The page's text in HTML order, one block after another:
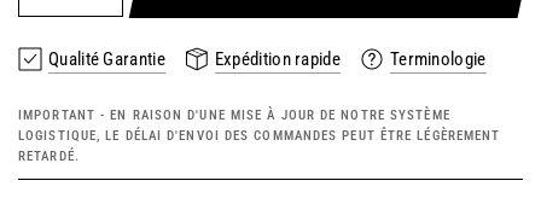
Qualité Garantie Expédition rapide Terminologie
IMPORTANT - EN RAISON D'UNE MISE À JOUR DE NOTRE SYSTÈME
LOGISTIQUE, LE DÉLAI D'ENVOI DES COMMANDES PEUT ÊTRE LÉGÈREMENT
RETARDÉ.